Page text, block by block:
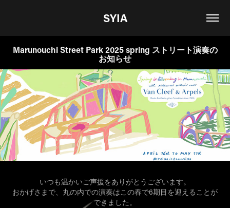
SYIA
Marunouchi Street Park 2025 spring ストリート演奏の
お知らせ
いつも温かいご声援をありがとうございます。
おかげさまで、丸の内での演奏はこの春で6期目を迎えることが
できました。